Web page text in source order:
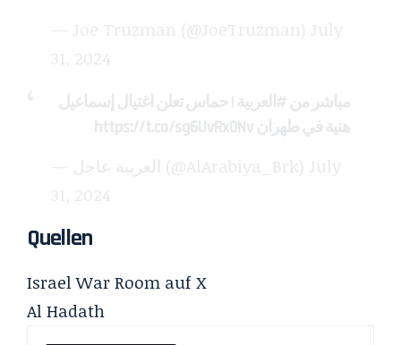
— Joe Truzman (@JoeTruzman) July
31, 2024
مباشر من #العربية | حماس تعلن اغتيال إسماعيل
هنية في طهران https://t.co/sg6UvRx0Nv
— العربية عاجل (@AlArabiya_Brk) July
31, 2024
Quellen
Israel War Room auf X
Al Hadath